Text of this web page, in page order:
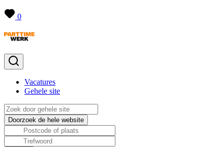
0
Vacatures
Gehele site